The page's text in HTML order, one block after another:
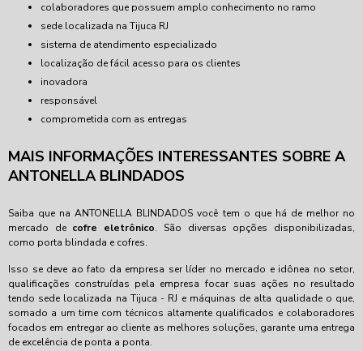
colaboradores que possuem amplo conhecimento no ramo
sede localizada na Tijuca RJ
sistema de atendimento especializado
localização de fácil acesso para os clientes
inovadora
responsável
comprometida com as entregas
MAIS INFORMAÇÕES INTERESSANTES SOBRE A
ANTONELLA BLINDADOS
Saiba que na ANTONELLA BLINDADOS você tem o que há de melhor no
mercado de cofre eletrônico. São diversas opções disponibilizadas,
como porta blindada e cofres.
Isso se deve ao fato da empresa ser líder no mercado e idônea no setor,
qualificações construídas pela empresa focar suas ações no resultado
tendo sede localizada na Tijuca - RJ e máquinas de alta qualidade o que,
somado a um time com técnicos altamente qualificados e colaboradores
focados em entregar ao cliente as melhores soluções, garante uma entrega
de excelência de ponta a ponta.